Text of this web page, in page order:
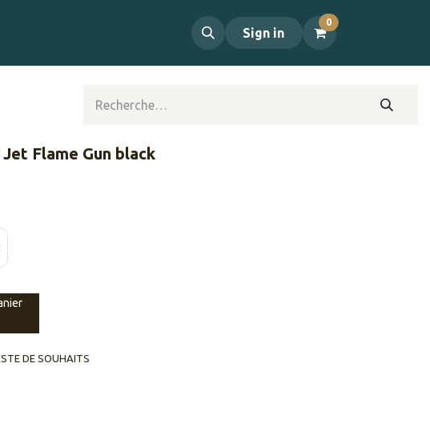
Sign in
0
Jet Flame Gun black
DE SOUHAITS